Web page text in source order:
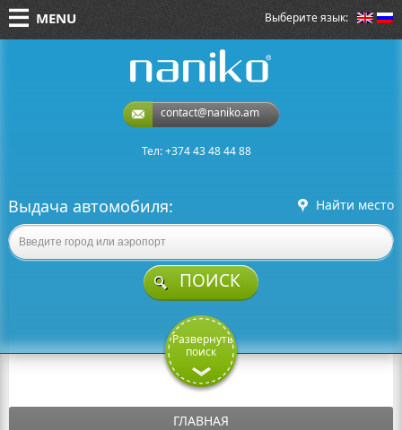
Выберите язык:
MENU
contact@naniko.am
Тел: +374 43 48 44 88
Выдача автомобиля: Найти место
ПОИСК
Развернуть
поиск
ГЛАВНАЯ